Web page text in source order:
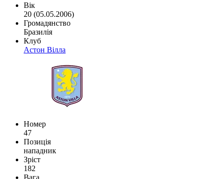
Вік
20 (05.05.2006)
Громадянство
Бразилія
Клуб
Астон Вілла
Номер
47
Позиція
нападник
Зріст
182
Вага